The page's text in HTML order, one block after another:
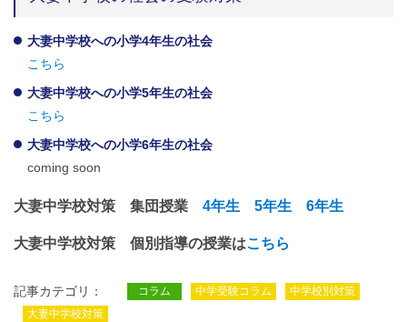
大妻中学校への小学4年生の社会
こちら
大妻中学校への小学5年生の社会
こちら
大妻中学校への小学6年生の社会
coming soon
大妻中学校対策 集団授業 4年生 5年生 6年生
大妻中学校対策 個別指導の授業はこちら
記事カテゴリ： コラム 中学受験コラム
中学校別対策
大妻中学校対策